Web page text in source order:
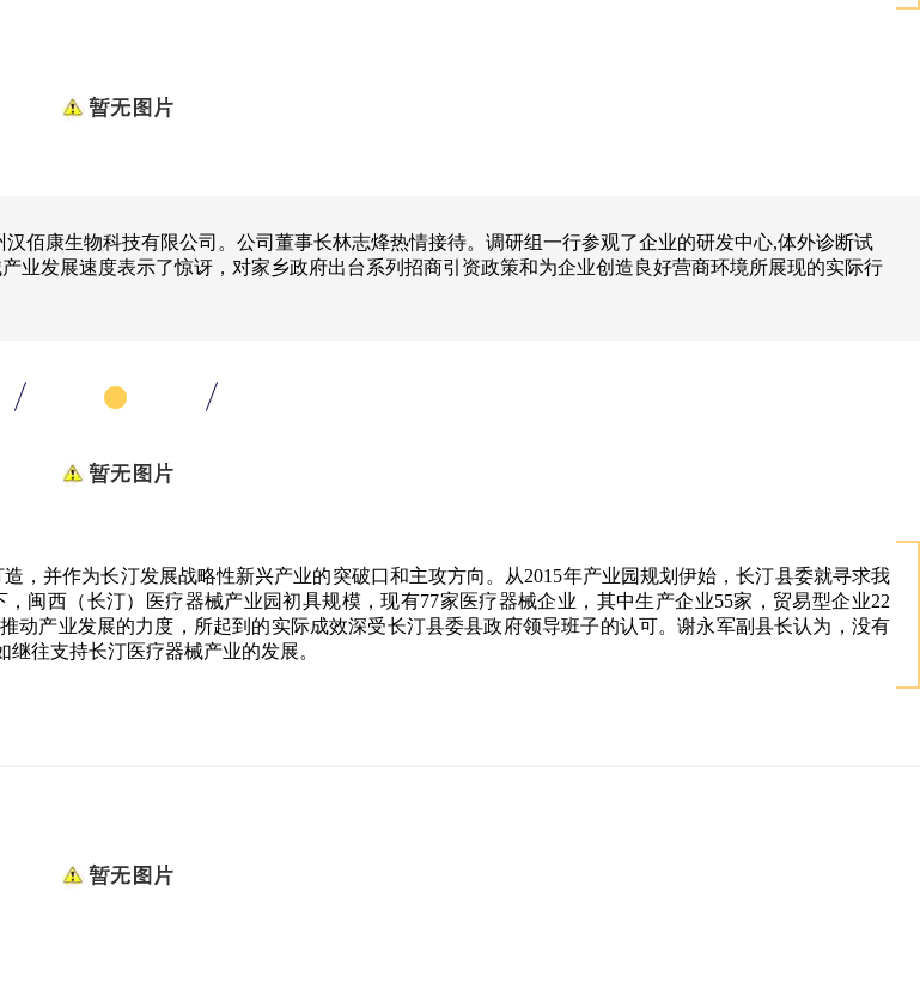
佰康生物科技有限公司。公司董事长林志烽热情接待。调研组一行参观了企业的研发中心,体外诊断试
业发展速度表示了惊讶，对家乡政府出台系列招商引资政策和为企业创造良好营商环境所展现的实际行
，并作为长汀发展战略性新兴产业的突破口和主攻方向。从2015年产业园规划伊始，长汀县委就寻求我
闽西（长汀）医疗器械产业园初具规模，现有77家医疗器械企业，其中生产企业55家，贸易型企业22
产业发展的力度，所起到的实际成效深受长汀县委县政府领导班子的认可。谢永军副县长认为，没有
往支持长汀医疗器械产业的发展。